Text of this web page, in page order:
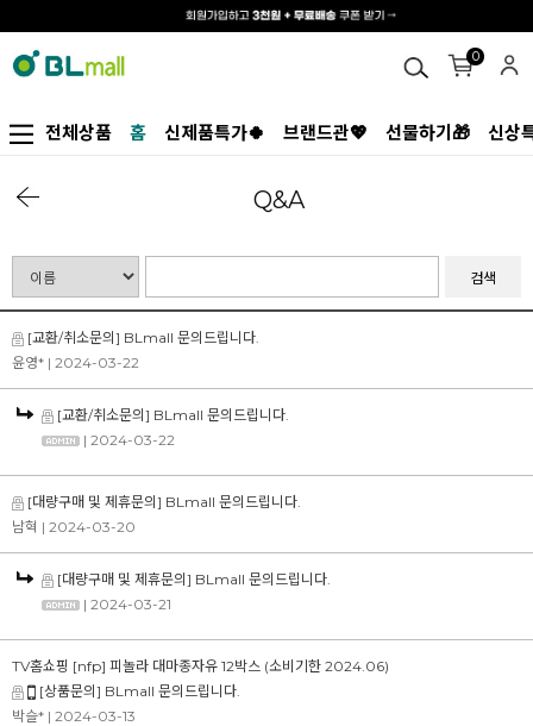
0
전체상품 홈 신제품특가🍀 브랜드관💖 선물하기🎁 신상
Q&A
검색
[교환/취소문의] BLmall 문의드립니다.
윤영* | 2024-03-22
[교환/취소문의] BLmall 문의드립니다.
| 2024-03-22
[대량구매 및 제휴문의] BLmall 문의드립니다.
남혁 | 2024-03-20
[대량구매 및 제휴문의] BLmall 문의드립니다.
| 2024-03-21
TV홈쇼핑 [nfp] 피놀라 대마종자유 12박스 (소비기한 2024.06)
[상품문의] BLmall 문의드립니다.
박슬* | 2024-03-13